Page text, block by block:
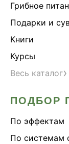
Грибное
Подарки и
Книги
Курсы
Весь каталог›
ПОДБОР
По эффектам
По системам